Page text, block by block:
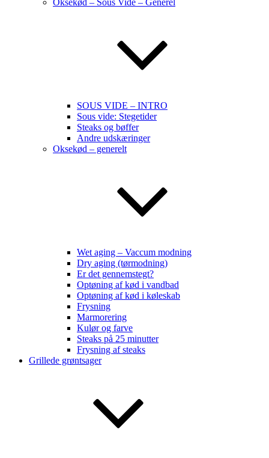
Oksekød – Sous Vide – Generel
SOUS VIDE – INTRO
Sous vide: Stegetider
Steaks og bøffer
Andre udskæringer
Oksekød – generelt
Wet aging – Vaccum modning
Dry aging (tørmodning)
Er det gennemstegt?
Optøning af kød i vandbad
Optøning af kød i køleskab
Frysning
Marmorering
Kulør og farve
Steaks på 25 minutter
Frysning af steaks
Grillede grøntsager